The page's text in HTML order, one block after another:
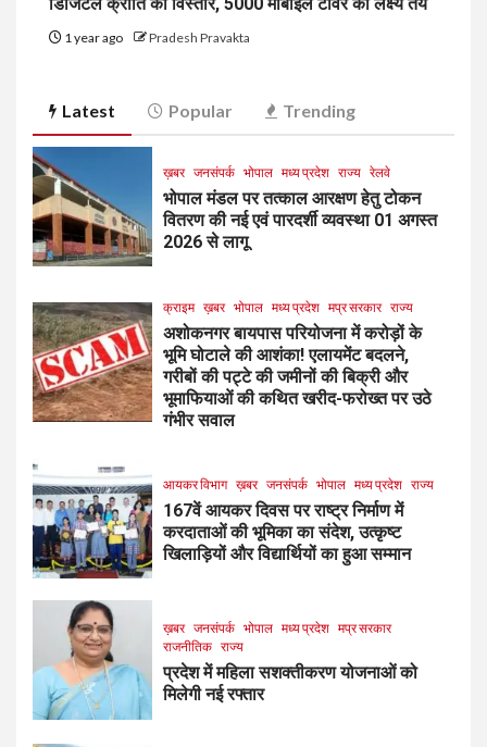
1 year ago Pradesh Pravakta
Latest Popular Trending
ख़बर जनसंपर्क भोपाल मध्य प्रदेश राज्य रेलवे
भोपाल मंडल पर तत्काल आरक्षण हेतु टोकन
वितरण की नई एवं पारदर्शी व्यवस्था 01 अगस्त
2026 से लागू
क्राइम ख़बर भोपाल मध्य प्रदेश मप्र सरकार राज्य
अशोकनगर बायपास परियोजना में करोड़ों के
भूमि घोटाले की आशंका! एलायमेंट बदलने,
गरीबों की पट्टे की जमीनों की बिक्री और
भूमाफियाओं की कथित खरीद-फरोख्त पर उठे
गंभीर सवाल
आयकर विभाग ख़बर जनसंपर्क भोपाल मध्य प्रदेश राज्य
167वें आयकर दिवस पर राष्ट्र निर्माण में
करदाताओं की भूमिका का संदेश, उत्कृष्ट
खिलाड़ियों और विद्यार्थियों का हुआ सम्मान
ख़बर जनसंपर्क भोपाल मध्य प्रदेश मप्र सरकार
राजनीतिक राज्य
प्रदेश में महिला सशक्तीकरण योजनाओं को
मिलेगी नई रफ्तार